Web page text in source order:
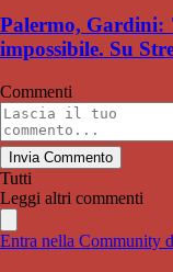
Palermo, Gardini:
impossibile. Su
Commenti
Invia Commento
Tutti
Leggi altri commenti
Entra nella Community